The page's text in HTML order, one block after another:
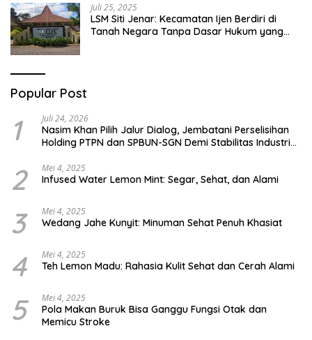
Juli 25, 2025
LSM Siti Jenar: Kecamatan Ijen Berdiri di
Tanah Negara Tanpa Dasar Hukum yang
Popular Post
1 Juli 24, 2026
Nasim Khan Pilih Jalur Dialog, Jembatani Perselisihan
Holding PTPN dan SPBUN-SGN Demi Stabilitas Industri
2 Mei 4, 2025
Infused Water Lemon Mint: Segar, Sehat, dan Alami
3 Mei 4, 2025
Wedang Jahe Kunyit: Minuman Sehat Penuh Khasiat
4 Mei 4, 2025
Teh Lemon Madu: Rahasia Kulit Sehat dan Cerah Alami
5 Mei 4, 2025
Pola Makan Buruk Bisa Ganggu Fungsi Otak dan
Memicu Stroke